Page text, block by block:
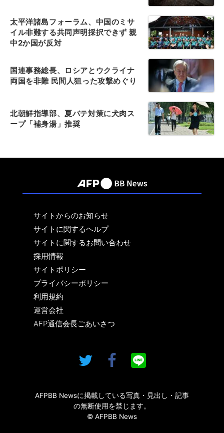
太平洋諸島フォーラム、中国のミサ
イル非難する共同声明採択できず 親
中2か国が反対
国連事務総長、ロシアとウクライナ
両国を非難 民間人狙った攻撃めぐり
北朝鮮指導部、夏バテ対策に犬肉ス
ープ「補身湯」推奨
サイトからのお知らせ
サイトに関するヘルプ
サイトに関するお問い合わせ
採用情報
サイトポリシー
プライバシーポリシー
利用規約
運営会社
AFP通信会長ごあいさつ
AFPBB Newsに掲載している写真・見出し・記事
の無断使用を禁じます。
© AFPBB News